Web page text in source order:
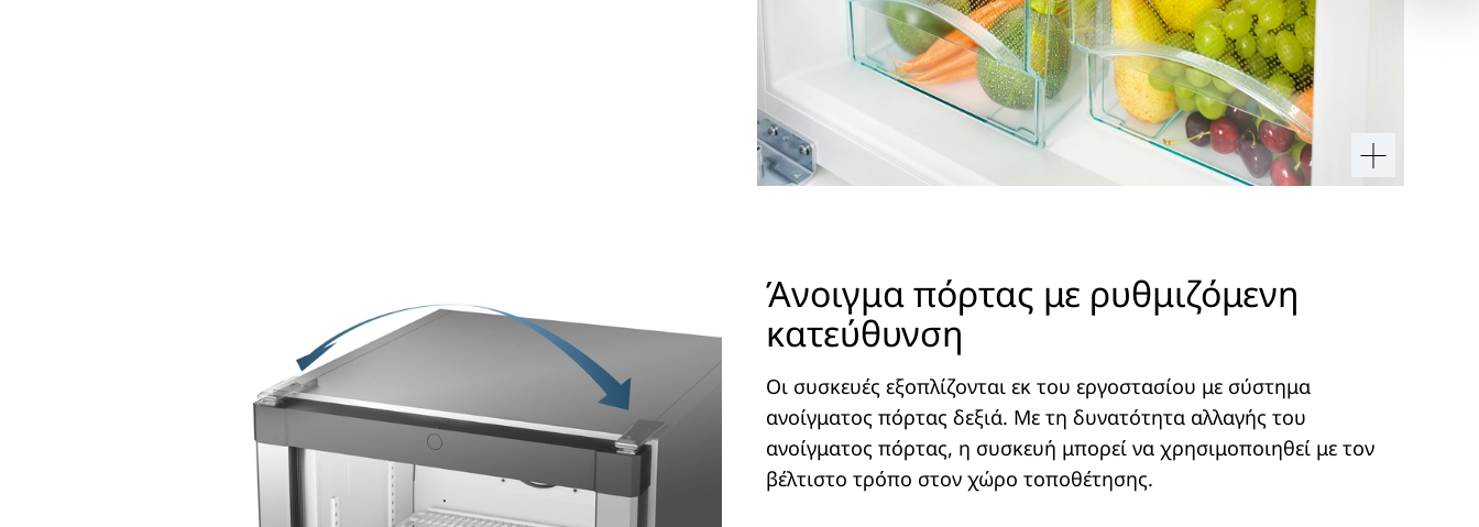
Άνοιγμα πόρτας με ρυθμιζόμενη
κατεύθυνση
Οι συσκευές εξοπλίζονται εκ του εργοστασίου με σύστημα
ανοίγματος πόρτας δεξιά. Με τη δυνατότητα αλλαγής του
ανοίγματος πόρτας, η συσκευή μπορεί να χρησιμοποιηθεί με τον
βέλτιστο τρόπο στον χώρο τοποθέτησης.